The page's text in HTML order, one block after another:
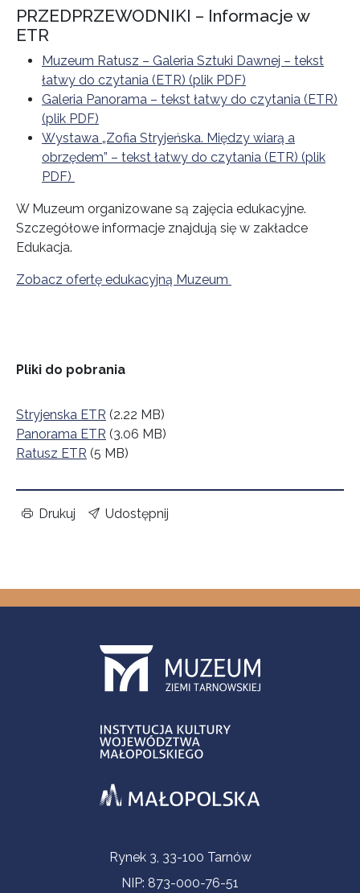
PRZEDPRZEWODNIKI – Informacje w
ETR
Muzeum Ratusz – Galeria Sztuki Dawnej – tekst
łatwy do czytania (ETR) (plik PDF)
Galeria Panorama – tekst łatwy do czytania (ETR)
(plik PDF)
Wystawa „Zofia Stryjeńska. Między wiarą a
obrzędem” – tekst łatwy do czytania (ETR) (plik
PDF)
W Muzeum organizowane są zajęcia edukacyjne.
Szczegółowe informacje znajdują się w zakładce
Edukacja.
Zobacz ofertę edukacyjną Muzeum
Pliki do pobrania
Stryjenska ETR (2.22 MB)
Panorama ETR (3.06 MB)
Ratusz ETR (5 MB)
Drukuj Udostępnij
Informacje kontaktoweRynek 3, 33-100 Tarnów
NIP: 873-000-76-51